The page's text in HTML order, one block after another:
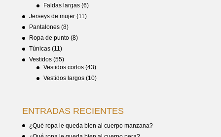
Faldas largas (6)
Jerseys de mujer (11)
Pantalones (8)
Ropa de punto (8)
Túnicas (11)
Vestidos (55)
Vestidos cortos (43)
Vestidos largos (10)
ENTRADAS RECIENTES
¿Qué ropa le queda bien al cuerpo manzana?